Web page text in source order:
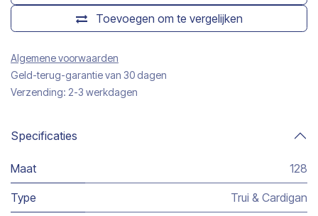
Toevoegen om te vergelijken
Algemene voorwaarden
Geld-terug-garantie van 30 dagen
Verzending: 2-3 werkdagen
Specificaties
Maat 128
Type Trui & Cardigan